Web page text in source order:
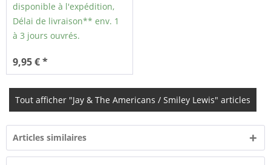
disponible à l'expédition,
Délai de livraison** env. 1
à 3 jours ouvrés.
9,95 € *
Tout afficher "Jay & The Americans / Smiley Lewis" articles
Articles similaires